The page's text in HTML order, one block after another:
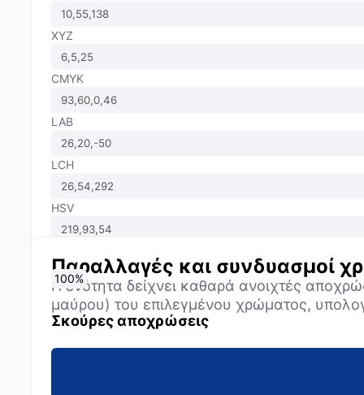
XYZ
CMYK
LAB
LCH
HSV
Παραλλαγές και συνδυασμοί
Η ενότητα δείχνει καθαρά ανοιχτές
μαύρου) του επιλεγμένου χρώματος,
Σκούρες αποχρώσεις
0%
10%
20%
30%
40%
50%
60%
70%
80%
90%
100%